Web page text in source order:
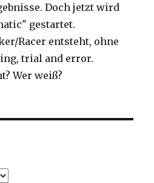
Doch jetzt wird
gestartet.
Racer entsteht, ohne
trial and error.
Wer weiß?